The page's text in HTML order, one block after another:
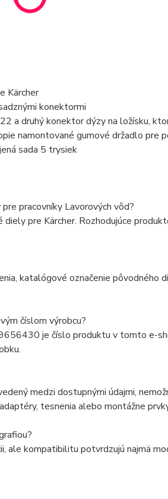
Kärcher
konektormi
a druhý konektor dýzy na ložísku,
namontované gumové držadlo pre
sada 5 trysiek
pracovníky Lavorových vôd?
pre Kärcher. Rozhodujúce
katalógové označenie pôvodného
číslom výrobcu?
je číslo produktu v tomto e-
medzi dostupnými údajmi,
tesnenia alebo montážne
ale kompatibilitu potvrdzujú najmä